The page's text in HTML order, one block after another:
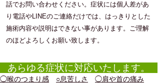
話でお問い合わせください。症状には個人差があ
り電話やLINEのご連絡だけでは、はっきりとした
施術内容や説明はできない事があります。ご理解
のほどよろしくお願い致します。
あらゆる症状に対応いたします。
◯喉のつまり感 ○息苦しさ
◯肩や首の痛み